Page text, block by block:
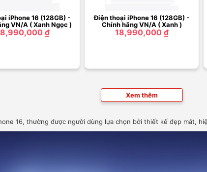
iPhone 16 (128GB) -
VN/A ( Xanh Ngọc )
₫
Điện thoại iPhone 16 (128GB) -
Chính hãng VN/A ( Xanh )
18,990,000 ₫
Xem thêm
16, thường được người dùng lựa chọn bởi thiết kế đẹp mắt,